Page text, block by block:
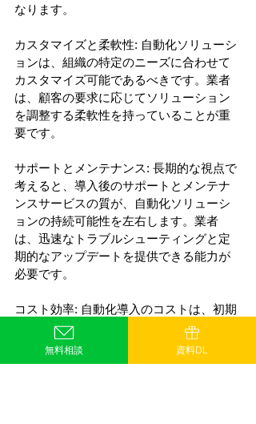
なります。
カスタマイズと柔軟性: 自動化ソリューシ
ョンは、組織の特定のニーズに合わせて
カスタマイズ可能であるべきです。業者
は、顧客の要求に応じてソリューション
を調整する柔軟性を持っていることが重
要です。
サポートとメンテナンス: 長期的な視点で
考えると、導入後のサポートとメンテナ
ンスサービスの質が、自動化ソリューシ
ョンの持続可能性を左右します。業者
は、迅速なトラブルシューティングと定
期的なアップデートを提供できる能力が
必要です。
コスト効率: 自動化導入のコストは、初期
投資だけでなく、運用コストも含めて評
価する必要があります。業者は、コスト
パフォーマンスに優れたソリューション
無料相談 資料DL